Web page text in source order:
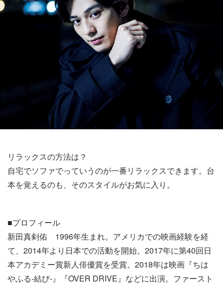
リラックスの方法は？
自宅でソファでっていうのが一番リラックスできます。台
本を覚えるのも、そのスタイルがお気に入り。
■プロフィール
新田真剣佑 1996年生まれ。アメリカでの映画経験を経
て、2014年より日本での活動を開始。2017年に第40回日
本アカデミー賞新人俳優賞を受賞。2018年は映画『ちは
やふる-結び-』『OVER DRIVE』などに出演。ファースト